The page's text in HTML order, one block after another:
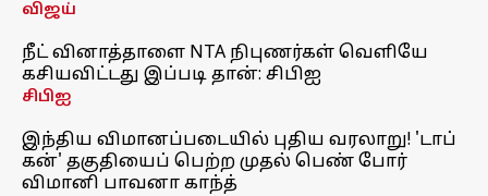
விஜய்
நீட் வினாத்தாளை NTA நிபுணர்கள் வெளியே
கசியவிட்டது இப்படி தான்: சிபிஐ
சிபிஐ
இந்திய விமானப்படையில் புதிய வரலாறு! 'டாப்
கன்' தகுதியைப் பெற்ற முதல் பெண் போர்
விமானி பாவனா காந்த்